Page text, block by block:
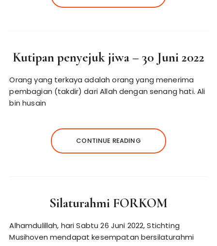
Kutipan penyejuk jiwa – 30 Juni 2022
Orang yang terkaya adalah orang yang menerima
pembagian (takdir) dari Allah dengan senang hati. Ali
bin husain
CONTINUE READING
Silaturahmi FORKOM
Alhamdulillah, hari Sabtu 26 Juni 2022, Stichting
Musihoven mendapat kesempatan bersilaturahmi